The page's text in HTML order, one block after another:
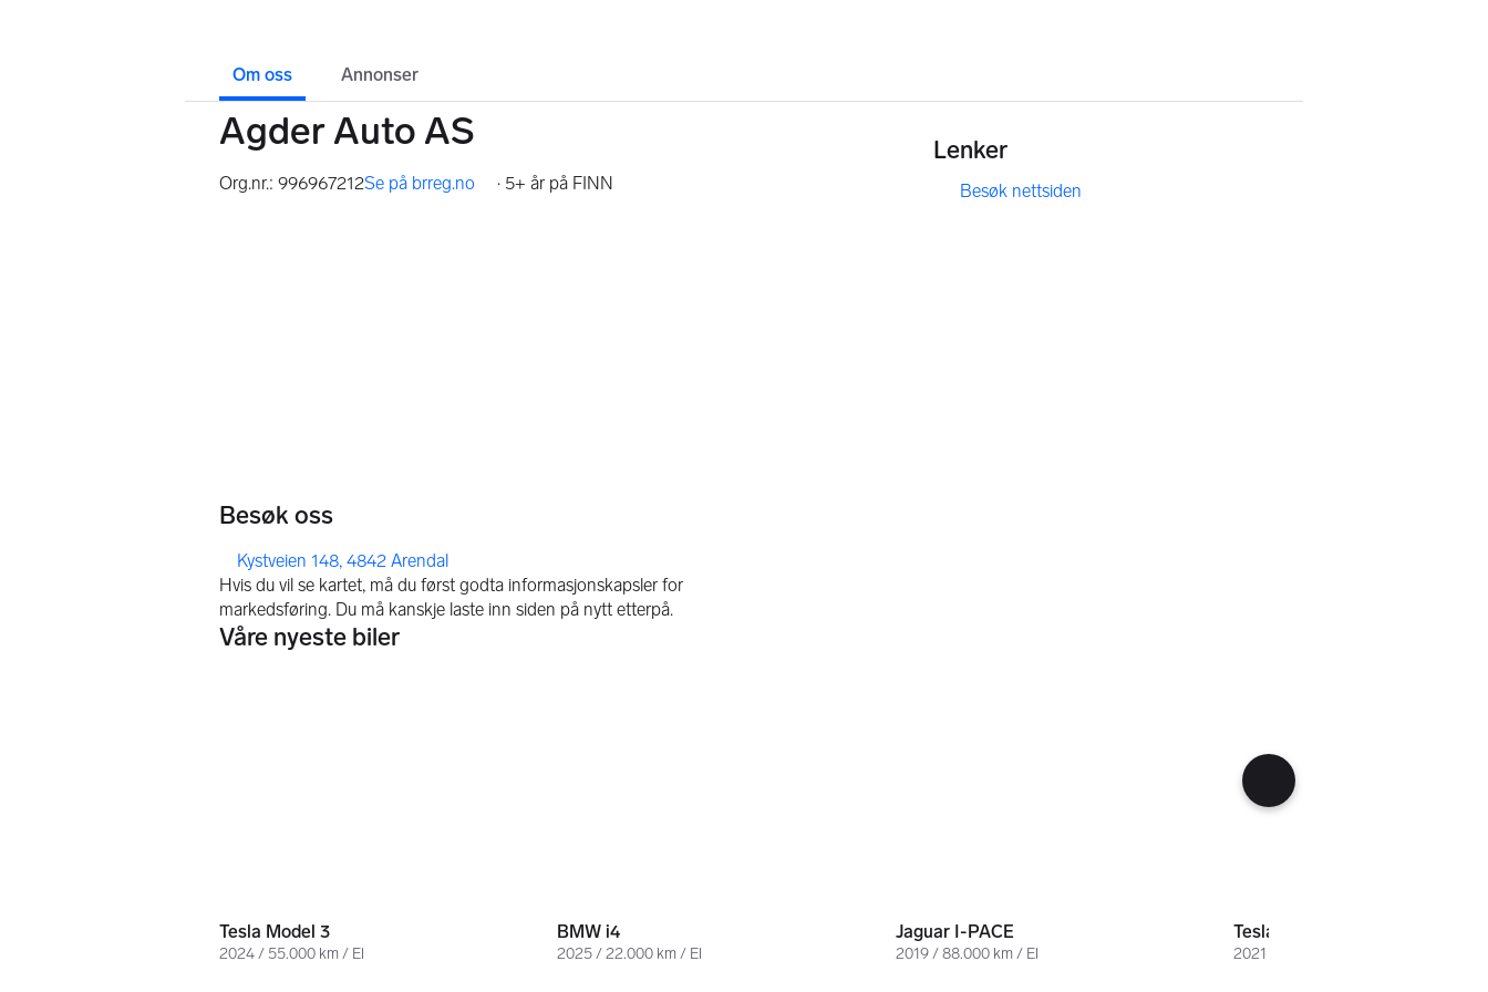
Om oss Annonser
Agder Auto AS
Org.nr.: 996967212Se på brreg.no
, · 5+ år på FINN
Lenker
Besøk nettsiden
Besøk oss
Kystveien 148, 4842 Arendal
Våre nyeste biler
Tesla Model 3
2024 / 55.000 km / El
BMW i4
2025 / 22.000 km / El
Jaguar I-PACE
2019 / 88.000 km / El
Tesla Model Y
2021 / 93.800 km / El